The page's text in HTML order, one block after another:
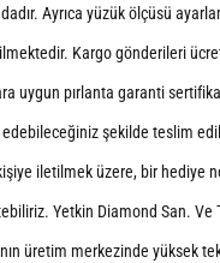
Ayrıca yüzük ölçüsü
Kargo gönderileri
uygun pırlanta garanti
edebileceğiniz şekilde teslim
iletilmek üzere, bir hediye
Yetkin Diamond San.
üretim merkezinde yüksek